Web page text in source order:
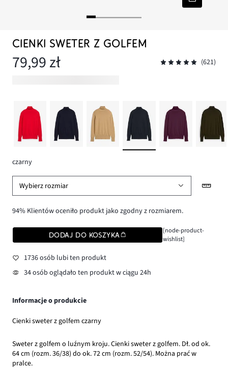
CIENKI SWETER Z GOLFEM
79,99 zł (621)
czarny
Wybierz rozmiar
94% Klientów oceniło produkt jako zgodny z rozmiarem.
DODAJ DO KOSZYKA
[node-product-
wishlist]
1736 osób lubi ten produkt
34 osób oglądało ten produkt w ciągu 24h
Informacje o produkcie
Cienki sweter z golfem czarny
Sweter z golfem o luźnym kroju. Cienki sweter z golfem. Dł. od ok.
64 cm (rozm. 36/38) do ok. 72 cm (rozm. 52/54). Można prać w
pralce.